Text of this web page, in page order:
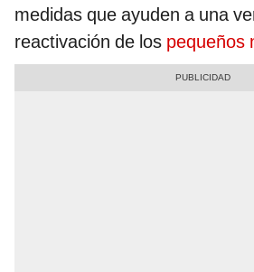
medidas que ayuden a una
reactivación de los pequeños